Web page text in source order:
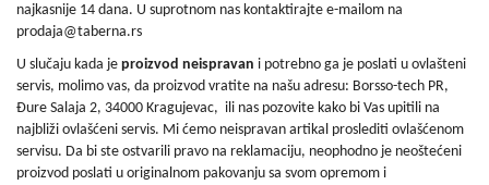
Oprema
za
bebe
decu
najkasnije 14 dana. U suprotnom nas kontaktirajte e-mailom na
prodaja@taberna.rs
U slučaju kada je proizvod neispravan i potrebno ga je poslati u ovlašteni
servis, molimo vas, da proizvod vratite na našu adresu: Borsso-tech PR,
Đure Salaja 2, 34000 Kragujevac, ili nas pozovite kako bi Vas upitili na
najbliži ovlašćeni servis. Mi ćemo neispravan artikal proslediti ovlašćenom
servisu. Da bi ste ostvarili pravo na reklamaciju, neophodno je neoštećeni
proizvod poslati u originalnom pakovanju sa svom opremom i